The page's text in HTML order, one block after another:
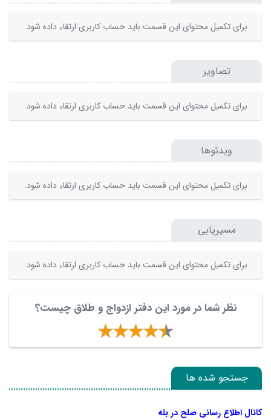
برای تکمیل محتوای این قسمت باید حساب کاربری ارتقاء داده شود.
تصاویر
برای تکمیل محتوای این قسمت باید حساب کاربری ارتقاء داده شود.
ویدئوها
برای تکمیل محتوای این قسمت باید حساب کاربری ارتقاء داده شود.
مسیریابی
برای تکمیل محتوای این قسمت باید حساب کاربری ارتقاء داده شود.
نظر شما در مورد این دفتر ازدواج و طلاق چیست؟
جستجو شده ها
کانال اطلاع رسانی صلح در بله